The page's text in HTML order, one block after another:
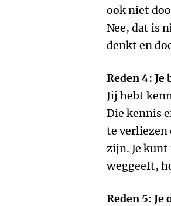
ook niet
Nee, dat is
denkt en
Reden 4:
Jij hebt
Die kennis
te verliezen
zijn. Je
weggeeft,
Reden 5: